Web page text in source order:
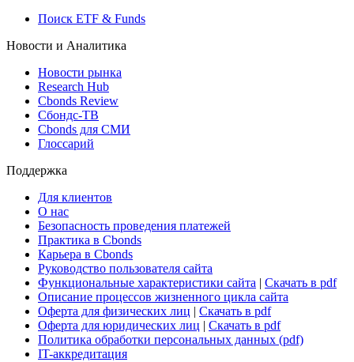
Поиск ETF & Funds
Новости и Аналитика
Новости рынка
Research Hub
Cbonds Review
Сбондс-ТВ
Cbonds для СМИ
Глоссарий
Поддержка
Для клиентов
О нас
Безопасность проведения платежей
Практика в Cbonds
Карьера в Cbonds
Руководство пользователя сайта
Функциональные характеристики сайта | Скачать в pdf
Описание процессов жизненного цикла сайта
Оферта для физических лиц | Скачать в pdf
Оферта для юридических лиц | Скачать в pdf
Политика обработки персональных данных (pdf)
IT-аккредитация